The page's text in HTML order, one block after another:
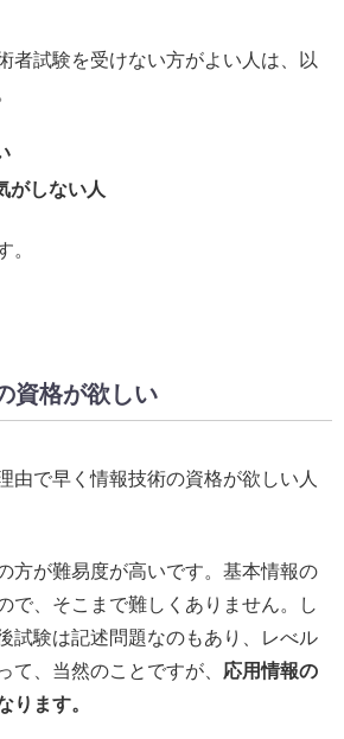
者試験を受けない方がよい人は、以
がしない人
。
資格が欲しい
由で早く情報技術の資格が欲しい人
方が難易度が高いです。基本情報の
で、そこまで難しくありません。し
試験は記述問題なのもあり、レべル
て、当然のことですが、 応用情報の
ります。